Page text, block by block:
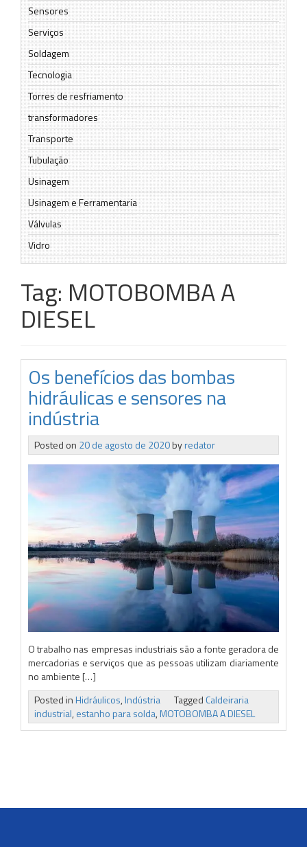
Sensores
Serviços
Soldagem
Tecnologia
Torres de resfriamento
transformadores
Transporte
Tubulação
Usinagem
Usinagem e Ferramentaria
Válvulas
Vidro
Tag: MOTOBOMBA A
DIESEL
Os benefícios das bombas
hidráulicas e sensores na
indústria
Posted on 20 de agosto de 2020byredator
O trabalho nas empresas industriais são a fonte geradora de
mercadorias e serviços que as pessoas utilizam diariamente
no ambiente […]
Posted inHidráulicos,Indústria Tagged Caldeiraria
industrial,estanho para solda,MOTOBOMBA A DIESEL